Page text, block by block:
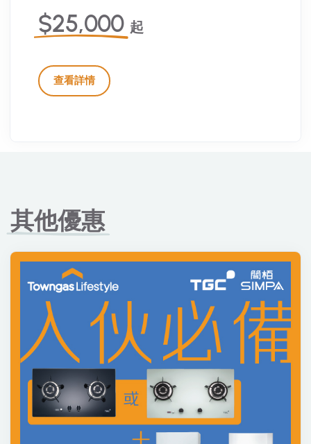
$25,000 起
查看詳情
其他優惠